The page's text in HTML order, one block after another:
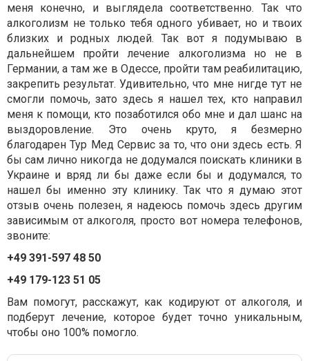
меня конечно, и выглядела соответственно. Так что
алкоголизм не только тебя одного убивает, но и твоих
близких и родных людей. Так вот я подумываю в
дальнейшем пройти лечение алкоголизма но не в
Германии, а там же в Одессе, пройти там реабилитацию,
закрепить результат. Удивительно, что мне нигде тут не
смогли помочь, зато здесь я нашел тех, кто направил
меня к помощи, кто позаботился обо мне и дал шанс на
выздоровление. Это очень круто, я безмерно
благодарен Тур Мед Сервис за то, что они здесь есть. Я
бы сам лично никогда не додумался поискать клиники в
Украине и вряд ли бы даже если бы и додумался, то
нашел бы именно эту клинику. Так что я думаю этот
отзыв очень полезен, я надеюсь помочь здесь другим
зависимым от алкоголя, просто вот номера телефонов,
звоните:
+49 391-597 48 50
+49 179-123 51 05
Вам помогут, расскажут, как кодируют от алкоголя, и
подберут лечение, которое будет точно уникальным,
чтобы оно 100% помогло.